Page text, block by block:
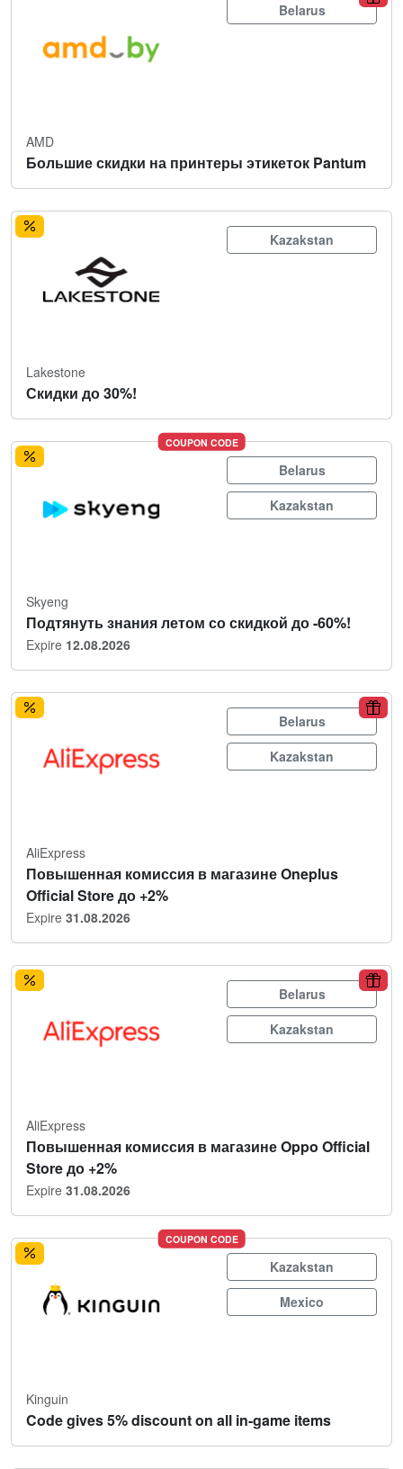
Belarus
AMD
Большие скидки на принтеры этикеток Pantum
Kazakstan
Lakestone
Скидки до 30%!
COUPON CODE
Belarus
Kazakstan
Skyeng
Подтянуть знания летом со скидкой до -60%!
Expire 12.08.2026
Belarus
Kazakstan
AliExpress
Повышенная комиссия в магазине Oneplus
Official Store до +2%
Expire 31.08.2026
Belarus
Kazakstan
AliExpress
Повышенная комиссия в магазине Oppo Official
Store до +2%
Expire 31.08.2026
COUPON CODE
Kazakstan
Mexico
Kinguin
Code gives 5% discount on all in-game items